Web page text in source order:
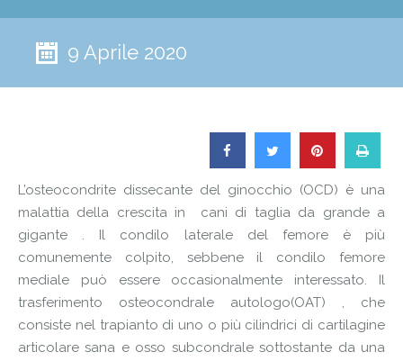
9 Aprile 2020
L’osteocondrite dissecante del ginocchio (OCD) è una
malattia della crescita in cani di taglia da grande a
gigante . Il condilo laterale del femore è più
comunemente colpito, sebbene il condilo femore
mediale può essere occasionalmente interessato. Il
trasferimento osteocondrale autologo(OAT) , che
consiste nel trapianto di uno o più cilindrici di cartilagine
articolare sana e osso subcondrale sottostante da una